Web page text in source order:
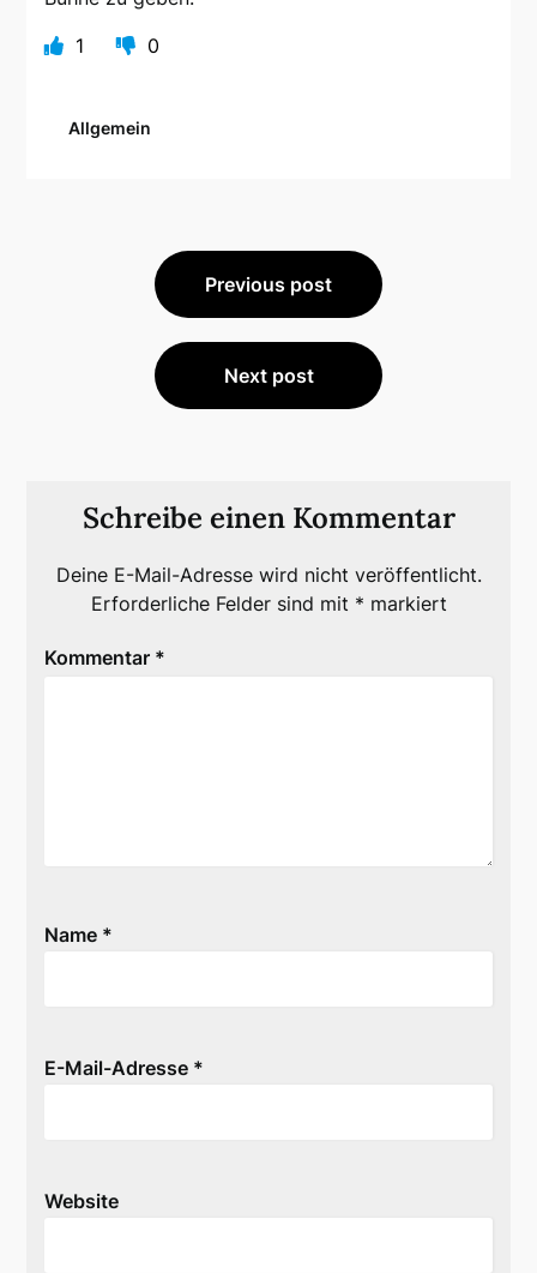
1
0
Allgemein
Beitragsnavigation
Previous post
Next post
Schreibe einen Kommentar
Deine E-Mail-Adresse wird nicht veröffentlicht.
Erforderliche Felder sind mit * markiert
Kommentar *
Name *
E-Mail-Adresse *
Website